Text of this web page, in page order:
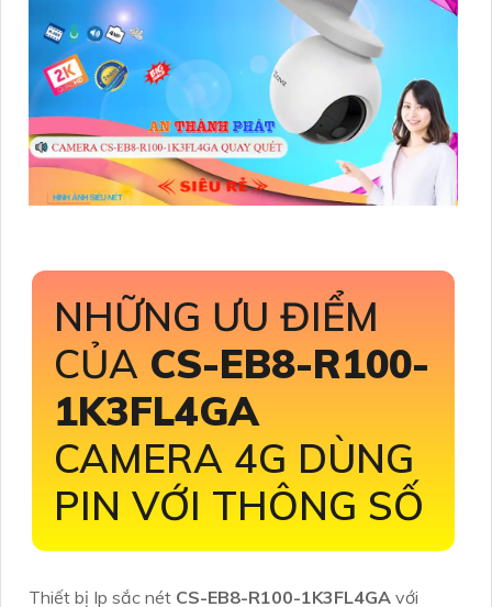
NHỮNG ƯU ĐIỂM
CỦA CS-EB8-R100-
1K3FL4GA
CAMERA 4G DÙNG
PIN VỚI THÔNG SỐ
Thiết bị Ip sắc nét CS-EB8-R100-1K3FL4GA với